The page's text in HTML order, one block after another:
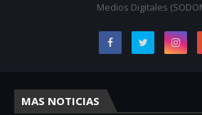
Medios Digitales
MAS NOTICIAS